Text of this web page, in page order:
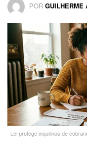
POR GUILHERME
Lei protege inquilinos de